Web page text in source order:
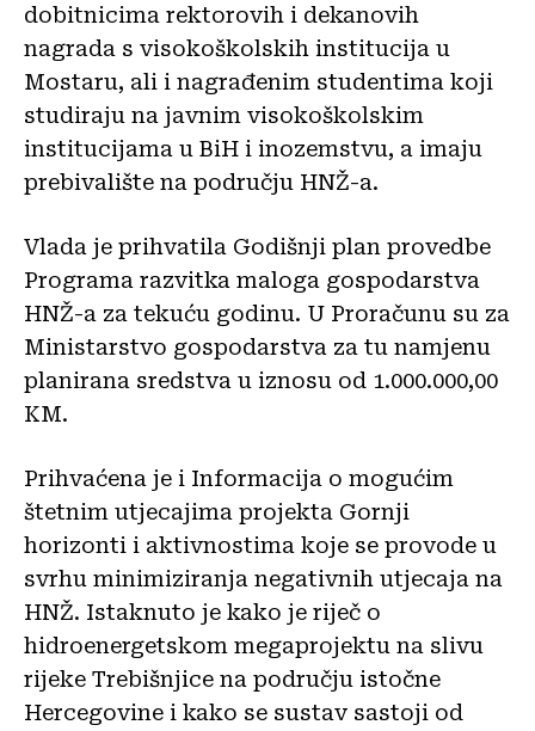
dobitnicima rektorovih i dekanovih
nagrada s visokoškolskih institucija u
Mostaru, ali i nagrađenim studentima koji
studiraju na javnim visokoškolskim
institucijama u BiH i inozemstvu, a imaju
prebivalište na području HNŽ-a.
Vlada je prihvatila Godišnji plan provedbe
Programa razvitka maloga gospodarstva
HNŽ-a za tekuću godinu. U Proračunu su za
Ministarstvo gospodarstva za tu namjenu
planirana sredstva u iznosu od 1.000.000,00
KM.
Prihvaćena je i Informacija o mogućim
štetnim utjecajima projekta Gornji
horizonti i aktivnostima koje se provode u
svrhu minimiziranja negativnih utjecaja na
HNŽ. Istaknuto je kako je riječ o
hidroenergetskom megaprojektu na slivu
rijeke Trebišnjice na području istočne
Hercegovine i kako se sustav sastoji od